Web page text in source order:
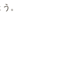
。